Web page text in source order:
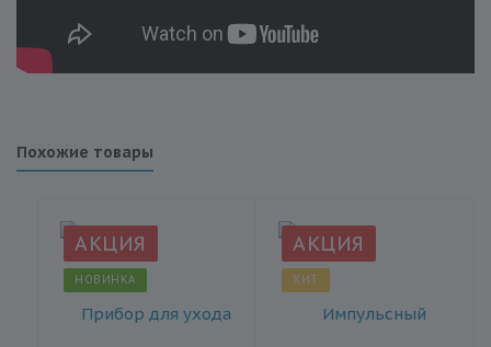
Похожие товары
АКЦИЯ
НОВИНКА
АКЦИЯ
ХИТ